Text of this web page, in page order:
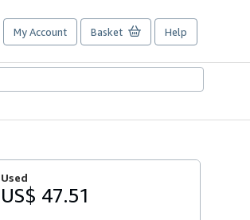
My Account Basket Help
Used
US$ 47.51